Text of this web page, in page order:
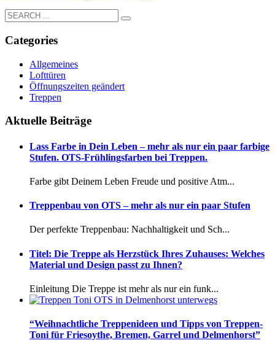
Categories
Allgemeines
Lofttüren
Öffnungszeiten geändert
Treppen
Aktuelle Beiträge
Lass Farbe in Dein Leben – mehr als nur ein paar farbige
Stufen. OTS-Frühlingsfarben bei Treppen.
Farbe gibt Deinem Leben Freude und positive Atm...
Treppenbau von OTS – mehr als nur ein paar Stufen
Der perfekte Treppenbau: Nachhaltigkeit und Sch...
Titel: Die Treppe als Herzstück Ihres Zuhauses: Welches
Material und Design passt zu Ihnen?
Einleitung Die Treppe ist mehr als nur ein funk...
“Weihnachtliche Treppenideen und Tipps von Treppen-
Toni für Friesoythe, Bremen, Garrel und Delmenhorst”